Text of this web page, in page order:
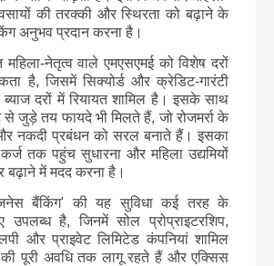
की तरक्की और स्थिरता को बढ़ाने के
अनुभव प्रदान करना है।
महिला-नेतृत्व वाले एमएसएमई को विशेष दरों
है,जिसमें सिक्योर्ड और क्रेडिट-गारंटी
ब्याज दरों में रियायत शामिल है। इसके साथ
से जुड़े तय फायदे भी मिलते हैं,जो रोजमर्रा के
नकदी प्रबंधन को सरल बनाते हैं। इसका
कर्ज तक पहुंच सुधारना और महिला उद्यमियों
बढ़ाने में मदद करना है।
बैंकिंग'की यह सुविधा कई तरह के
उपलब्ध है,जिनमें सोल प्रोप्राइटरशिप,
और प्राइवेट लिमिटेड कंपनियां शामिल
की पूरी अवधि तक लागू रहते हैं और एक्सिस